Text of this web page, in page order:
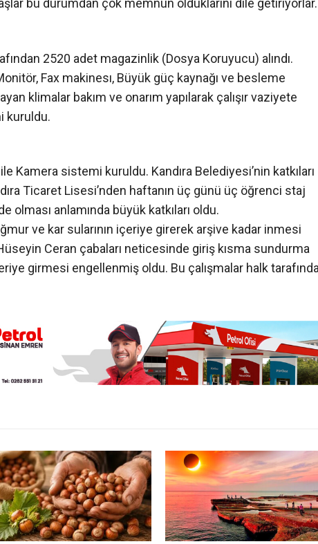
ile Kamera sistemi kuruldu. Kandıra Belediyesi’nin katkıları
Ticaret Lisesi’nden haftanın üç günü üç öğrenci staj
olması anlamında büyük katkıları oldu.
ve kar sularının içeriye girerek arşive kadar inmesi
Ceran çabaları neticesinde giriş kısma sundurma
Rekoltesinde Büyük
Kocaeli İçin 3 Bin 840
Kandıra Semalarında Güneş
Tutulması Heyecanı! En Güzel